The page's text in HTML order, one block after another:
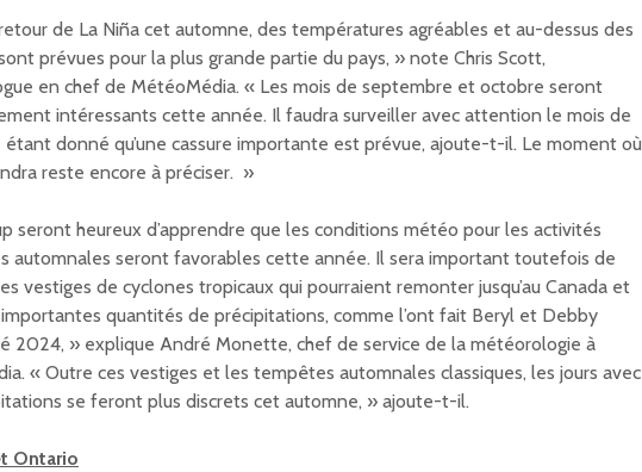
de La Niña cet automne, des températures agréables et au-dessus des
prévues pour la plus grande partie du pays, » note Chris Scott,
en chef de MétéoMédia. « Les mois de septembre et octobre seront
intéressants cette année. Il faudra surveiller avec attention le mois de
donné qu’une cassure importante est prévue, ajoute-t-il. Le moment où
reste encore à préciser. »
seront heureux d’apprendre que les conditions météo pour les activités
automnales seront favorables cette année. Il sera important toutefois de
vestiges de cyclones tropicaux qui pourraient remonter jusqu’au Canada et
quantités de précipitations, comme l’ont fait Beryl et Debby
2024, » explique André Monette, chef de service de la météorologie à
« Outre ces vestiges et les tempêtes automnales classiques, les jours avec
se feront plus discrets cet automne, » ajoute-t-il.
Ontario